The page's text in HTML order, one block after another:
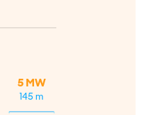
5 MW
145 m